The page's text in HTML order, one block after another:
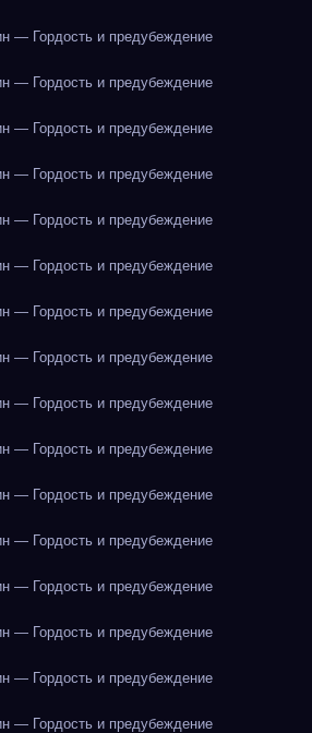
— Гордость и предубеждение
— Гордость и предубеждение
— Гордость и предубеждение
— Гордость и предубеждение
— Гордость и предубеждение
— Гордость и предубеждение
— Гордость и предубеждение
— Гордость и предубеждение
— Гордость и предубеждение
— Гордость и предубеждение
— Гордость и предубеждение
— Гордость и предубеждение
— Гордость и предубеждение
— Гордость и предубеждение
— Гордость и предубеждение
— Гордость и предубеждение